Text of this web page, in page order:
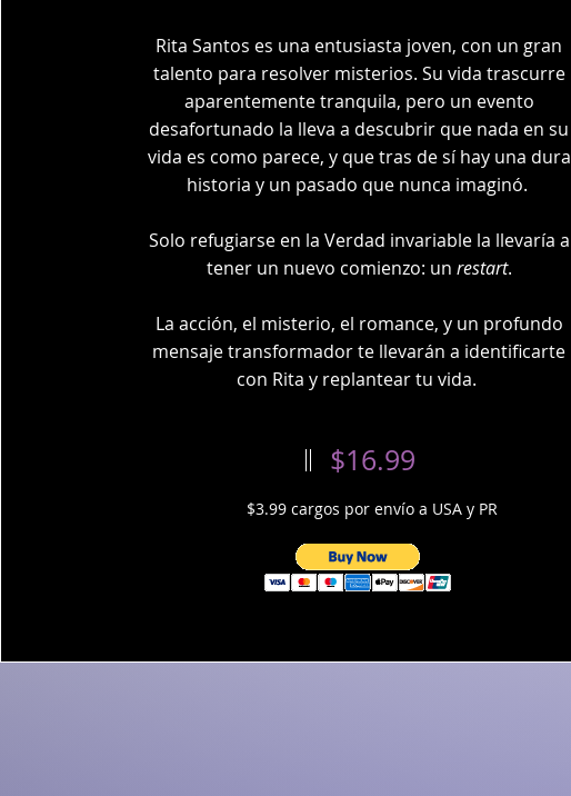
Rita Santos es una entusiasta joven, con un gran
talento para resolver misterios. Su vida trascurre
aparentemente tranquila, pero un evento
desafortunado la lleva a descubrir que nada en su
vida es como parece, y que tras de sí hay una dura
historia y un pasado que nunca imaginó.
Solo refugiarse en la Verdad invariable la llevaría a
tener un nuevo comienzo: un restart.
La acción, el misterio, el romance, y un profundo
mensaje transformador te llevarán a identificarte
con Rita y replantear tu vida.
$16.99
$3.99 cargos por envío a USA y PR